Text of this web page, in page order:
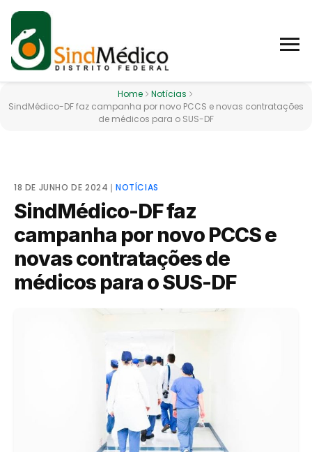
Home
Notícias
­­SindMédico-DF faz campanha por novo PCCS e novas contratações
de médicos para o SUS-DF
18 DE JUNHO DE 2024 ❘NOTÍCIAS
­­SindMédico-DF faz
campanha por novo PCCS e
novas contratações de
médicos para o SUS-DF